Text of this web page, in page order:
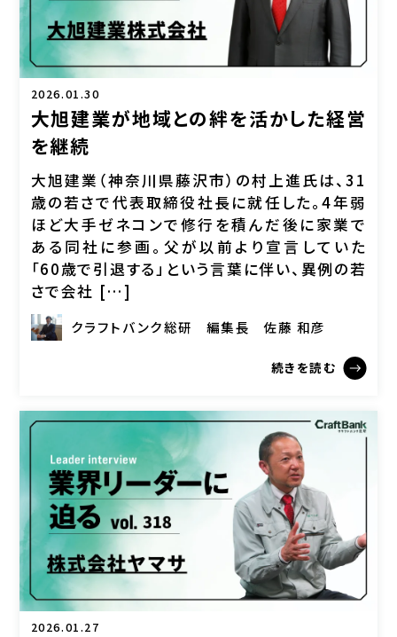
2026.01.30
大旭建業が地域との絆を活かした経営
を継続
大旭建業（神奈川県藤沢市）の村上進氏は、31
歳の若さで代表取締役社長に就任した。4年弱
ほど大手ゼネコンで修行を積んだ後に家業で
ある同社に参画。父が以前より宣言していた
「60歳で引退する」という言葉に伴い、異例の若
さで会社 […]
クラフトバンク総研 編集長 佐藤 和彦
続きを読む
2026.01.27